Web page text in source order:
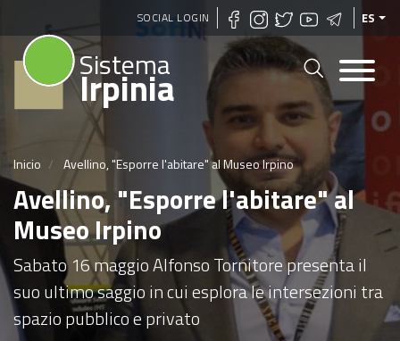
Pasar
al
contenido
principal
SOCIAL LOGIN ES
Sistema
Irpinia
Inicio Avellino, "Esporre l'abitare" al Museo Irpino
Avellino, "Esporre l'abitare" al
Museo Irpino
Sabato 16 maggio Alfonso Tornitore presenta il
suo ultimo saggio in cui esplora le intersezioni tra
spazio pubblico e privato